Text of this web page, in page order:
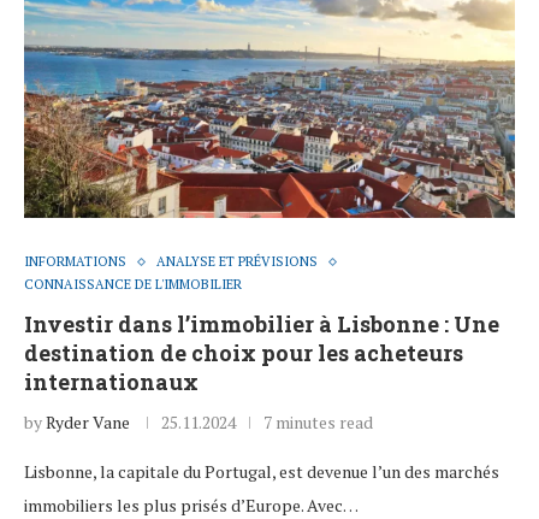
INFORMATIONS
ANALYSE ET PRÉVISIONS
CONNAISSANCE DE L'IMMOBILIER
Investir dans l’immobilier à Lisbonne : Une
destination de choix pour les acheteurs
internationaux
byRyder Vane 25.11.2024 7 minutes read
Lisbonne, la capitale du Portugal, est devenue l’un des marchés
immobiliers les plus prisés d’Europe. Avec…